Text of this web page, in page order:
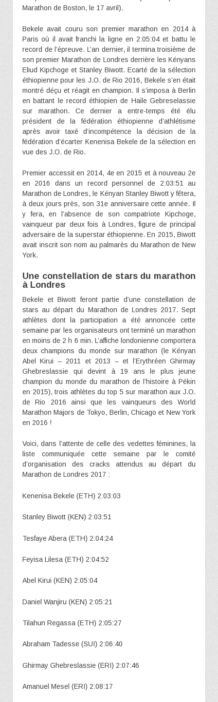
Marathon de Boston, le 17 avril).
Bekele avait couru son premier marathon en 2014 à
Paris où il avait franchi la ligne en 2:05:04 et battu le
record de l’épreuve. L’an dernier, il termina troisième de
son premier Marathon de Londres derrière les Kényans
Eliud Kipchoge et Stanley Biwott. Ecarté de la sélection
éthiopienne pour les J.O. de Rio 2016, Bekele s’en était
montré déçu et réagit en champion. Il s’imposa à Berlin
en battant le record éthiopien de Haile Gebreselassie
sur marathon. Ce dernier a entre-temps été élu
président de la fédération éthiopienne d’athlétisme
après avoir taxé d’incompétence la décision de la
fédération d’écarter Kenenisa Bekele de la sélection en
vue des J.O. de Rio.
Premier accessit en 2014, 4e en 2015 et à nouveau 2e
en 2016 dans un record personnel de 2:03:51 au
Marathon de Londres, le Kényan Stanley Biwott y fêtera,
à deux jours près, son 31e anniversaire cette année. Il
y fera, en l’absence de son compatriote Kipchoge,
vainqueur par deux fois à Londres, figure de principal
adversaire de la superstar éthiopienne. En 2015, Biwott
avait inscrit son nom au palmarès du Marathon de New
York.
Une constellation de stars du marathon
à Londres
Bekele et Biwott feront partie d’une constellation de
stars au départ du Marathon de Londres 2017. Sept
athlètes dont la participation a été annoncée cette
semaine par les organisateurs ont terminé un marathon
en moins de 2 h 6 min. L’affiche londonienne comportera
deux champions du monde sur marathon (le Kényan
Abel Kirui – 2011 et 2013 – et l’Erythréen Ghirmay
Ghebreslassie qui devint à 19 ans le plus jeune
champion du monde du marathon de l’histoire à Pékin
en 2015), trois athlètes du top 5 sur marathon aux J.O.
de Rio 2016 ainsi que les vainqueurs des World
Marathon Majors de Tokyo, Berlin, Chicago et New York
en 2016 !
Voici, dans l’attente de celle des vedettes féminines, la
liste communiquée cette semaine par le comité
d’organisation des cracks attendus au départ du
Marathon de Londres 2017 :
Kenenisa Bekele (ETH) 2:03:03
Stanley Biwott (KEN) 2:03:51
Tesfaye Abera (ETH) 2:04:24
Feyisa Lilesa (ETH) 2:04:52
Abel Kirui (KEN) 2:05:04
Daniel Wanjiru (KEN) 2:05:21
Tilahun Regassa (ETH) 2:05:27
Abraham Tadesse (SUI) 2:06:40
Ghirmay Ghebreslassie (ERI) 2:07:46
Amanuel Mesel (ERI) 2:08:17